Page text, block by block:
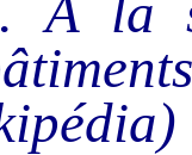
À la